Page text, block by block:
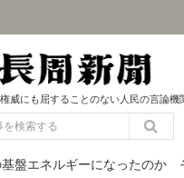
威にも屈することのない人民の言論機
盤エネルギーになったのか